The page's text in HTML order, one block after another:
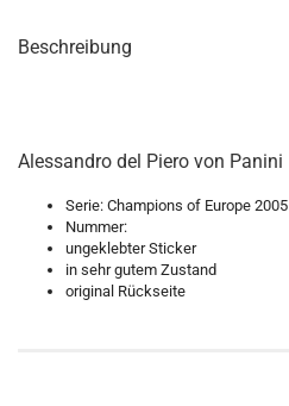
Beschreibung
Alessandro del Piero von Panini
Serie: Champions of Europe 2005
Nummer:
ungeklebter Sticker
in sehr gutem Zustand
original Rückseite